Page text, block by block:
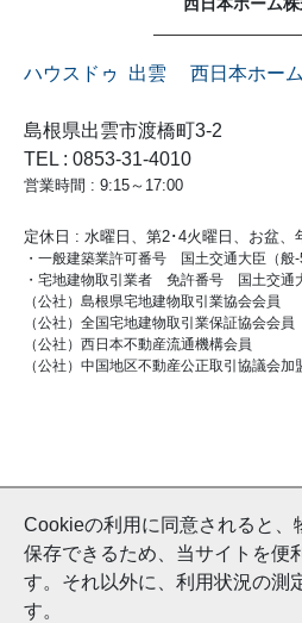
Cookieの利用に同意されると、
保存できるため、当サイトを便
す。それ以外に、利用状況の測
す。
ハウスドゥ 出雲 西日本ホー
島根県出雲市渡橋町3-2
TEL : 0853-31-4010
営業時間 : 9:15～17:00
定休日 : 水曜日、第2･4火曜日、お盆、
・一般建築業許可番号 国土交通大臣（般
・宅地建物取引業者 免許番号 国土交通
（公社）島根県宅地建物取引業協会会員
（公社）全国宅地建物取引業保証協会会員
（公社）西日本不動産流通機構会員
（公社）中国地区不動産公正取引協議会加
©
and Nishinihon Home Co.ltd